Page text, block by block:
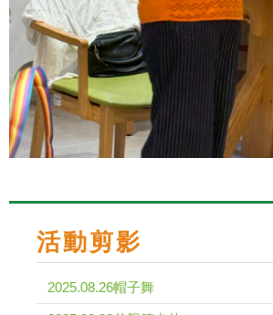
活動剪影
2025.08.26帽子舞